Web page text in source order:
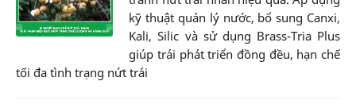
kỹ thuật quản lý nước, bổ sung Canxi,
Kali, Silic và sử dụng Brass-Tria Plus
giúp trái phát triển đồng đều, hạn chế
tối đa tình trạng nứt trái